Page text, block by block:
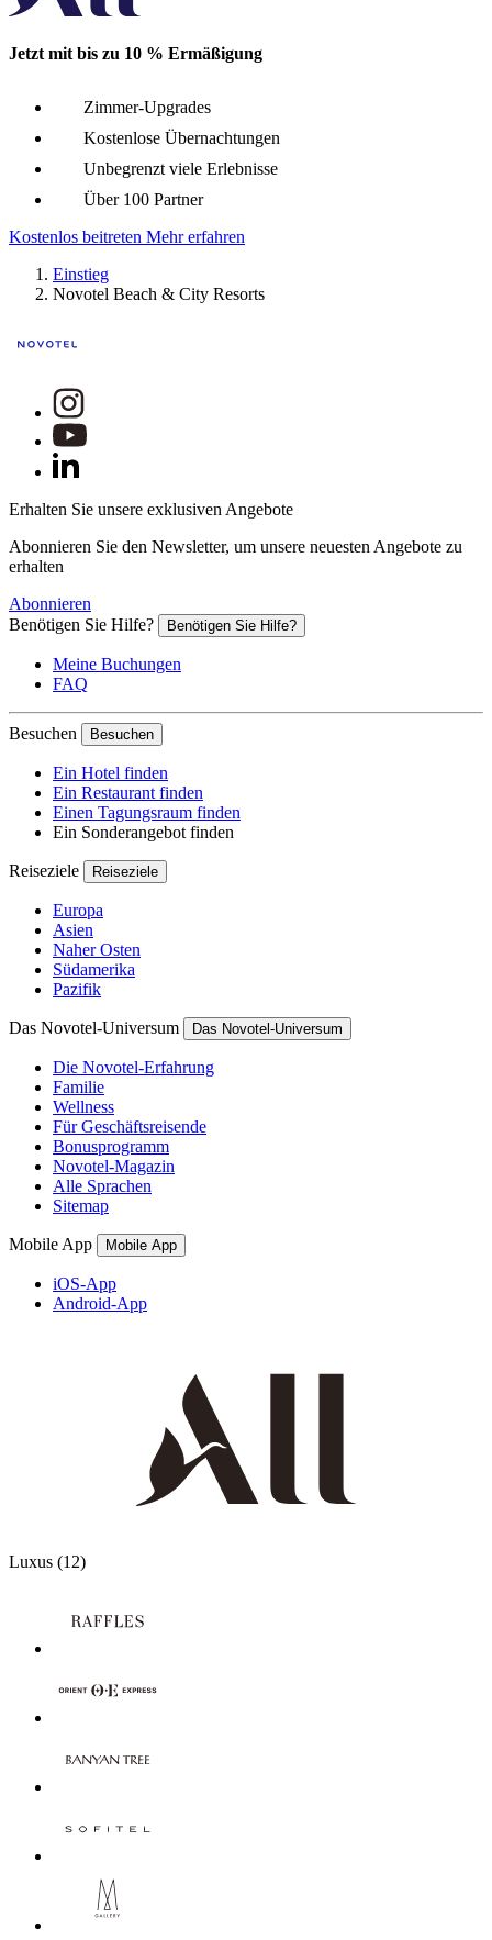
Das Novotel Phu Quoc Resort ist ein familienfreundliches
Hangzhou, China
Das Novotel Qiandao Lake liegt an der Menggu Road in der
Monaco, Frankreich
Die Terrassen, die Gärten und das von der Riviera inspirierte
Novotel Itu Terras de São José Golf & Resort
Itu, Brasilien
Genießen Sie die Zeit im Novotel Itu Golf & Resort und
Jetzt mit bis zu 10 % Ermäßigung
Zimmer-Upgrades
Kostenlose Übernachtungen
Unbegrenzt viele Erlebnisse
Über 100 Partner
Kostenlos beitreten Mehr erfahren
Einstieg
Novotel Beach & City Resorts
Erhalten Sie unsere exklusiven Angebote
Abonnieren Sie den Newsletter, um unsere neuesten Angebote zu
erhalten
Abonnieren
Benötigen Sie Hilfe?
Benötigen Sie Hilfe?
Meine Buchungen
FAQ
Besuchen Besuchen
Ein Hotel finden
Ein Restaurant finden
Einen Tagungsraum finden
Ein Sonderangebot finden
Reiseziele Reiseziele
Europa
Asien
Naher Osten
Südamerika
Pazifik
Das Novotel-Universum Das Novotel-Universum
Die Novotel-Erfahrung
Familie
Wellness
Für Geschäftsreisende
Bonusprogramm
Novotel-Magazin
Alle Sprachen
Sitemap
Mobile App Mobile App
iOS-App
Android-App
Luxus 12 Partners
(12)